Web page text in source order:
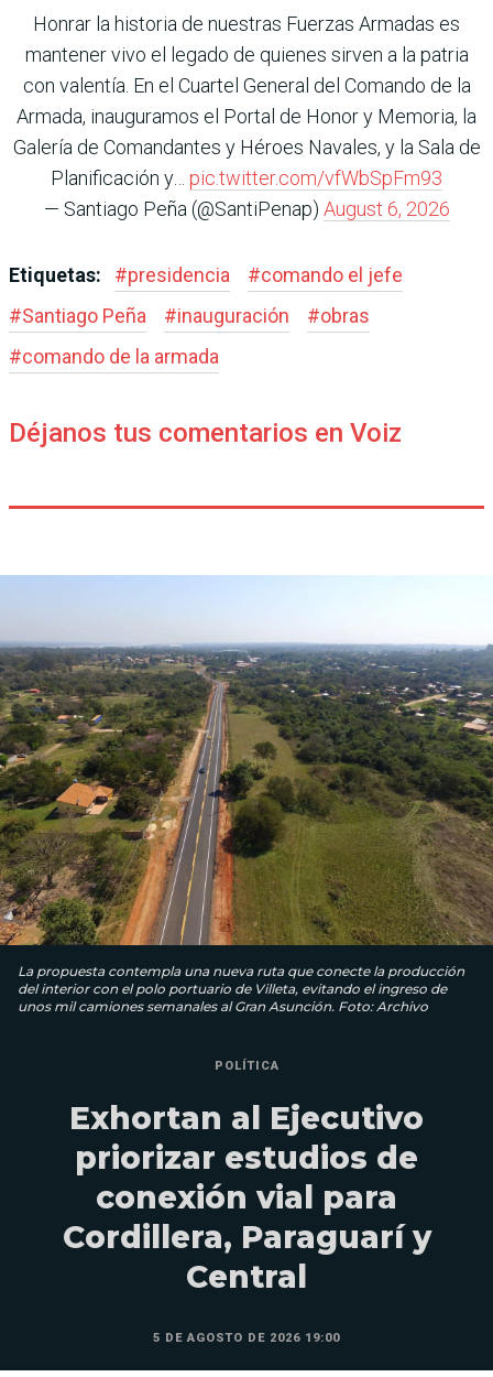
Honrar la historia de nuestras Fuerzas Armadas es
mantener vivo el legado de quienes sirven a la patria
con valentía. En el Cuartel General del Comando de la
Armada, inauguramos el Portal de Honor y Memoria, la
Galería de Comandantes y Héroes Navales, y la Sala de
Planificación y… pic.twitter.com/vfWbSpFm93
— Santiago Peña (@SantiPenap) August 6, 2026
Etiquetas: #presidencia #comando el jefe
#Santiago Peña #inauguración #obras
#comando de la armada
Déjanos tus comentarios en Voiz
La propuesta contempla una nueva ruta que conecte la producción
del interior con el polo portuario de Villeta, evitando el ingreso de
unos mil camiones semanales al Gran Asunción. Foto: Archivo
POLÍTICA
Exhortan al Ejecutivo
priorizar estudios de
conexión vial para
Cordillera, Paraguarí y
Central
5 DE AGOSTO DE 2026 19:00